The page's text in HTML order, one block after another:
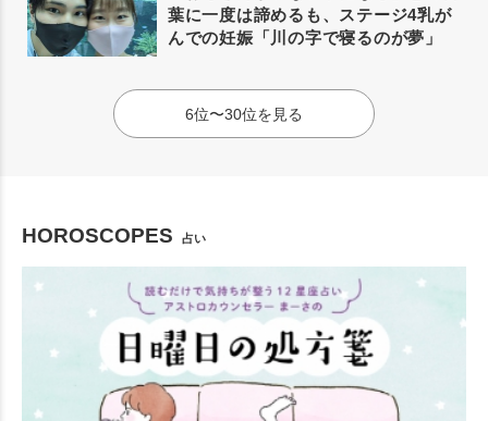
葉に一度は諦めるも、ステージ4乳が
んでの妊娠「川の字で寝るのが夢」
6位〜30位を見る
HOROSCOPES 占い